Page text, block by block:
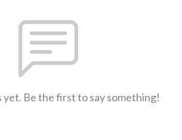
yet. Be the first to say something!